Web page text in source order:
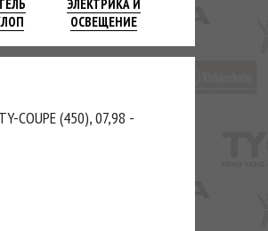
ЭЛЕКТРИКА И
ОСВЕЩЕНИЕ
COUPE (450), 07,98 -